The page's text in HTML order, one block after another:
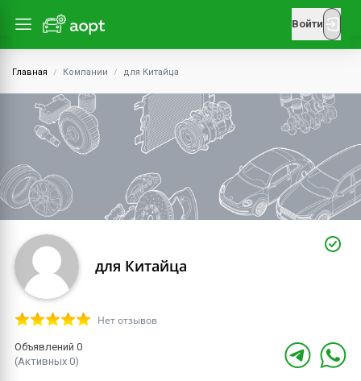
Войти
Главная Компании для Китайца
для Китайца
Нет отзывов
Объявлений 0
(Активных 0)